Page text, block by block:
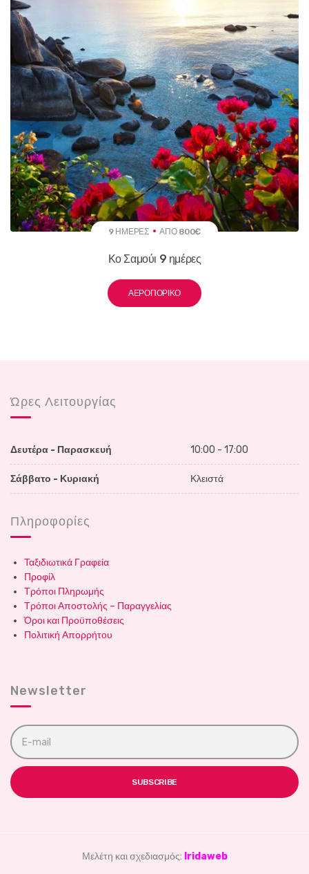
9 ΗΜΈΡΕΣ ΑΠΌ 800€
Κο Σαμούι 9 ημέρες
ΑΕΡΟΠΟΡΙΚΌ
Ώρες Λειτουργίας
Δευτέρα - Παρασκευή 10:00 - 17:00
Σάββατο - Κυριακή Κλειστά
Πληροφορίες
Ταξιδιωτικά Γραφεία
Προφίλ
Τρόποι Πληρωμής
Τρόποι Αποστολής – Παραγγελίας
Όροι και Προϋποθέσεις
Πολιτική Απορρήτου
Newsletter
E
m
a
l
a
SUBSCRIBE
Μελέτη και σχεδιασμός: Iridaweb